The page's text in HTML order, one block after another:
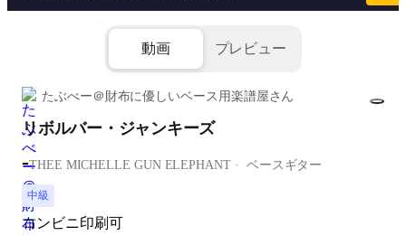
動画 プレビュー
たぶべー＠財布に優しいベース用楽譜屋さん
リボルバー・ジャンキーズ
-THEE MICHELLE GUN ELEPHANT ベースギター
中級
コンビニ印刷可